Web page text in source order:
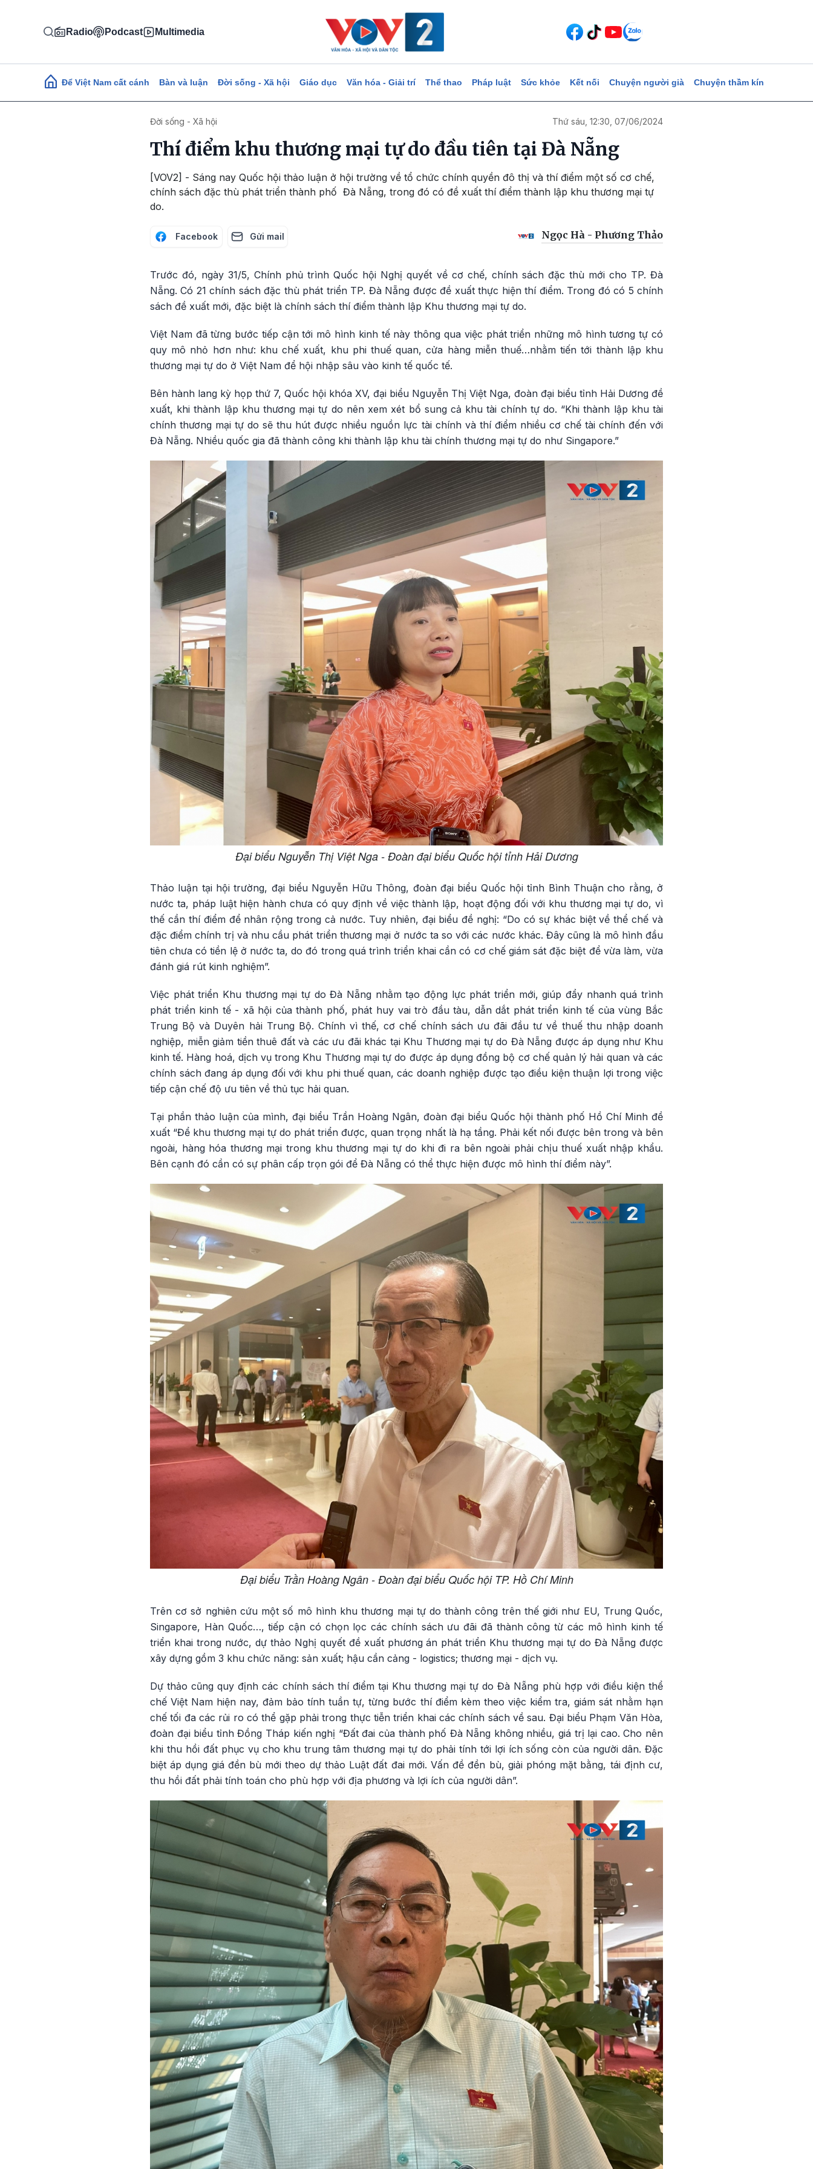
Radio Podcast Multimedia
Main navigation
Để Việt Nam cất cánh Bàn và luận Đời sống - Xã hội Giáo dục Văn hóa - Giải trí Thể thao Pháp luật Sức khỏe Kết nối Chuyện người già Chuyện thầm kín
Đời sống - Xã hội Thứ sáu, 12:30, 07/06/2024
Thí điểm khu thương mại tự do đầu tiên tại Đà Nẵng
[VOV2] - Sáng nay Quốc hội thảo luận ở hội trường về tổ chức chính quyền đô thị và thí điểm một số cơ chế,
chính sách đặc thù phát triển thành phố Đà Nẵng, trong đó có đề xuất thí điểm thành lập khu thương mại tự
do.
Facebook Gửi mail Ngọc Hà - Phương Thảo
Trước đó, ngày 31/5, Chính phủ trình Quốc hội Nghị quyết về cơ chế, chính sách đặc thù mới cho TP. Đà
Nẵng. Có 21 chính sách đặc thù phát triển TP. Đà Nẵng được đề xuất thực hiện thí điểm. Trong đó có 5 chính
sách đề xuất mới, đặc biệt là chính sách thí điểm thành lập Khu thương mại tự do.
Việt Nam đã từng bước tiếp cận tới mô hình kinh tế này thông qua việc phát triển những mô hình tương tự có
quy mô nhỏ hơn như: khu chế xuất, khu phi thuế quan, cửa hàng miễn thuế…nhằm tiến tới thành lập khu
thương mại tự do ở Việt Nam để hội nhập sâu vào kinh tế quốc tế.
Bên hành lang kỳ họp thứ 7, Quốc hội khóa XV, đại biểu Nguyễn Thị Việt Nga, đoàn đại biểu tỉnh Hải Dương đề
xuất, khi thành lập khu thương mại tự do nên xem xét bổ sung cả khu tài chính tự do. “Khi thành lập khu tài
chính thương mại tự do sẽ thu hút được nhiều nguồn lực tài chính và thí điểm nhiều cơ chế tài chính đến với
Đà Nẵng. Nhiều quốc gia đã thành công khi thành lập khu tài chính thương mại tự do như Singapore.”
Đại biểu Nguyễn Thị Việt Nga - Đoàn đại biểu Quốc hội tỉnh Hải Dương
Thảo luận tại hội trường, đại biểu Nguyễn Hữu Thông, đoàn đại biểu Quốc hội tỉnh Bình Thuận cho rằng, ở
nước ta, pháp luật hiện hành chưa có quy định về việc thành lập, hoạt động đối với khu thương mại tự do, vì
thế cần thí điểm để nhân rộng trong cả nước. Tuy nhiên, đại biểu đề nghị: “Do có sự khác biệt về thể chế và
đặc điểm chính trị và nhu cầu phát triển thương mại ở nước ta so với các nước khác. Đây cũng là mô hình đầu
tiên chưa có tiền lệ ở nước ta, do đó trong quá trình triển khai cần có cơ chế giám sát đặc biệt để vừa làm, vừa
đánh giá rút kinh nghiệm”.
Việc phát triển Khu thương mại tự do Đà Nẵng nhằm tạo động lực phát triển mới, giúp đẩy nhanh quá trình
phát triển kinh tế - xã hội của thành phố, phát huy vai trò đầu tàu, dẫn dắt phát triển kinh tế của vùng Bắc
Trung Bộ và Duyên hải Trung Bộ. Chính vì thế, cơ chế chính sách ưu đãi đầu tư về thuế thu nhập doanh
nghiệp, miễn giảm tiền thuê đất và các ưu đãi khác tại Khu Thương mại tự do Đà Nẵng được áp dụng như Khu
kinh tế. Hàng hoá, dịch vụ trong Khu Thương mại tự do được áp dụng đồng bộ cơ chế quản lý hải quan và các
chính sách đang áp dụng đối với khu phi thuế quan, các doanh nghiệp được tạo điều kiện thuận lợi trong việc
tiếp cận chế độ ưu tiên về thủ tục hải quan.
Tại phần thảo luận của mình, đại biểu Trần Hoàng Ngân, đoàn đại biểu Quốc hội thành phố Hồ Chí Minh đề
xuất “Để khu thương mại tự do phát triển được, quan trọng nhất là hạ tầng. Phải kết nối được bên trong và bên
ngoài, hàng hóa thương mại trong khu thương mại tự do khi đi ra bên ngoài phải chịu thuế xuất nhập khẩu.
Bên cạnh đó cần có sự phân cấp trọn gói để Đà Nẵng có thể thực hiện được mô hình thí điểm này”.
Đại biểu Trần Hoàng Ngân - Đoàn đại biểu Quốc hội TP. Hồ Chí Minh
Trên cơ sở nghiên cứu một số mô hình khu thương mại tự do thành công trên thế giới như EU, Trung Quốc,
Singapore, Hàn Quốc…, tiếp cận có chọn lọc các chính sách ưu đãi đã thành công từ các mô hình kinh tế
triển khai trong nước, dự thảo Nghị quyết đề xuất phương án phát triển Khu thương mại tự do Đà Nẵng được
xây dựng gồm 3 khu chức năng: sản xuất; hậu cần cảng - logistics; thương mại - dịch vụ.
Dự thảo cũng quy định các chính sách thí điểm tại Khu thương mại tự do Đà Nẵng phù hợp với điều kiện thể
chế Việt Nam hiện nay, đảm bảo tính tuần tự, từng bước thí điểm kèm theo việc kiểm tra, giám sát nhằm hạn
chế tối đa các rủi ro có thể gặp phải trong thực tiễn triển khai các chính sách về sau. Đại biểu Phạm Văn Hòa,
đoàn đại biểu tỉnh Đồng Tháp kiến nghị “Đất đai của thành phố Đà Nẵng không nhiều, giá trị lại cao. Cho nên
khi thu hồi đất phục vụ cho khu trung tâm thương mại tự do phải tính tới lợi ích sống còn của người dân. Đặc
biệt áp dụng giá đền bù mới theo dự thảo Luật đất đai mới. Vấn đề đền bù, giải phóng mặt bằng, tái định cư,
thu hồi đất phải tính toán cho phù hợp với địa phương và lợi ích của người dân”.